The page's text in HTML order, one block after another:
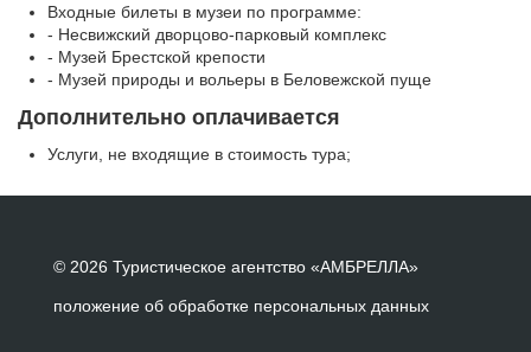
Входные билеты в музеи по программе:
- Несвижский дворцово-парковый комплекс
- Музей Брестской крепости
- Музей природы и вольеры в Беловежской пуще
Дополнительно оплачивается
Услуги, не входящие в стоимость тура;
© 2026 Туристическое агентство «АМБРЕЛЛА»
положение об обработке персональных данных